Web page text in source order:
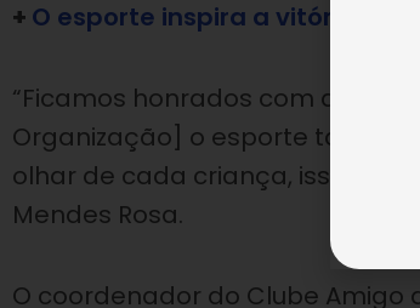
+ O esporte inspira a vitória e a
“Ficamos honrados com a
Organização] o esporte
olhar de cada criança, isso é
Mendes Rosa.
O coordenador do Clube Amigo